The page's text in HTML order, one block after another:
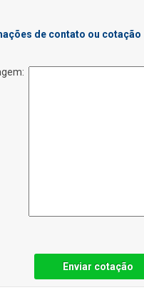
de contato ou cotação
Enviar cotação